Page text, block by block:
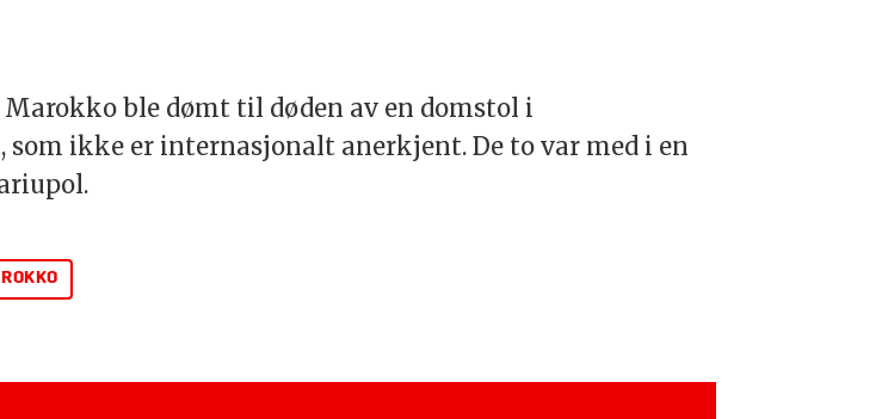
ble dømt til døden av en domstol i
ikke er internasjonalt anerkjent. De to var med i en